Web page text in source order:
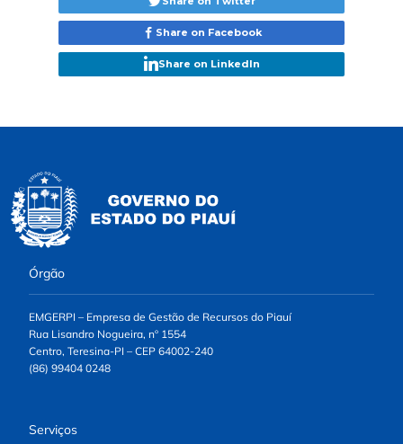
Share on Facebook
Share on LinkedIn
Órgão
EMGERPI – Empresa de Gestão de Recursos do Piauí
Rua Lisandro Nogueira, nº 1554
Centro, Teresina-PI – CEP 64002-240
(86) 99404 0248‬
Serviços